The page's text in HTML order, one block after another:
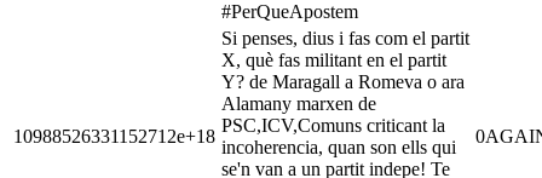
#PerQueApostem
10988526331152712e+18
Si penses, dius i fas com el partit
X, què fas militant en el partit
Y? de Maragall a Romeva o ara
Alamany marxen de
PSC,ICV,Comuns criticant la
incoherencia, quan son ells qui
se'n van a un partit indepe! Te
0